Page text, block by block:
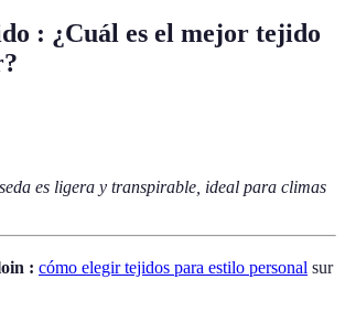
: ¿Cuál es el mejor tejido
es ligera y transpirable, ideal para climas
: cómo elegir tejidos para estilo personal sur